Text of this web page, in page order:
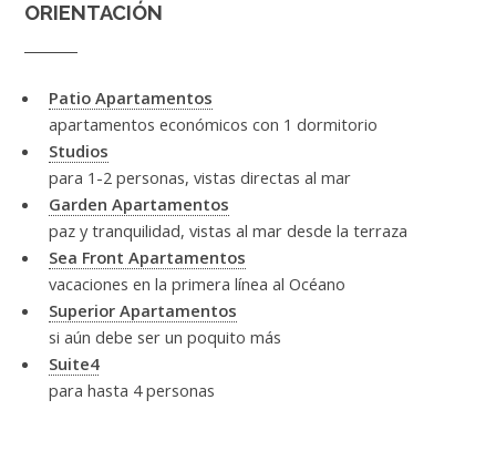
ORIENTACIÓN
Patio Apartamentos
apartamentos económicos con 1 dormitorio
Studios
para 1-2 personas, vistas directas al mar
Garden Apartamentos
paz y tranquilidad, vistas al mar desde la terraza
Sea Front Apartamentos
vacaciones en la primera línea al Océano
Superior Apartamentos
si aún debe ser un poquito más
Suite4
para hasta 4 personas